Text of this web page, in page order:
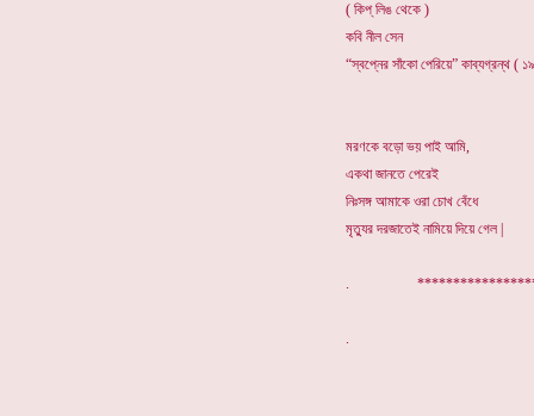
( কিপ্ লিঙ থেকে )
কবি নীল সেন
“স্বপ্নের সাঁকো পেরিয়ে” কাব্যগ্রন্থ (
মরণকে বড়ো ভয় পাই আমি,
একথা জানতে পেরেই
নিঃসঙ্গ আমাকে ওরা চোখ বেঁধে
মৃত্যুর দরজাতেই নামিয়ে দিয়ে গেল |
.